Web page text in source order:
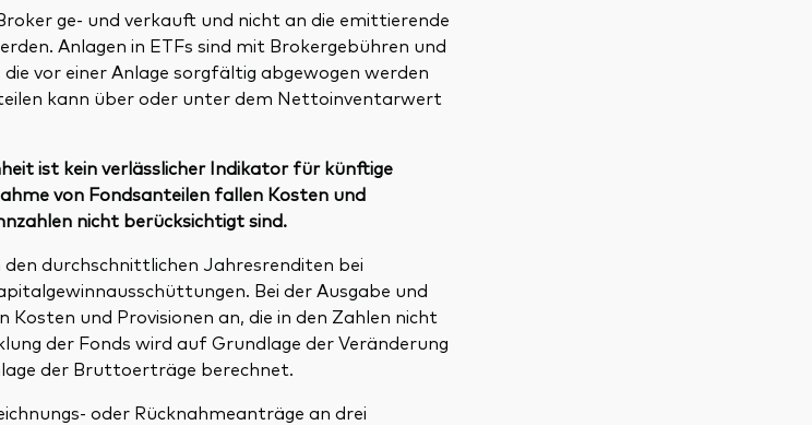
ge- und verkauft und nicht an die emittierende
Anlagen in ETFs sind mit Brokergebühren und
vor einer Anlage sorgfältig abgewogen werden
kann über oder unter dem Nettoinventarwert
ist kein verlässlicher Indikator für künftige
von Fondsanteilen fallen Kosten und
nicht berücksichtigt sind.
durchschnittlichen Jahresrenditen bei
Bei der Ausgabe und
und Provisionen an, die in den Zahlen nicht
der Fonds wird auf Grundlage der Veränderung
der Bruttoerträge berechnet.
oder Rücknahmeanträge an drei